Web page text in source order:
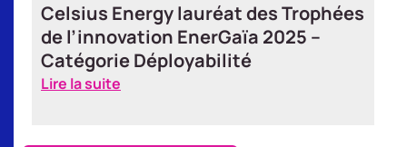
Celsius Energy lauréat des Trophées
de l’innovation EnerGaïa 2025 –
Catégorie Déployabilité
Lire la suite